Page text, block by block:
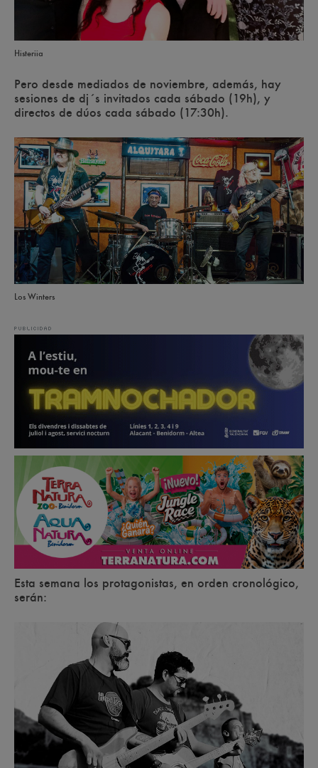
Histeriia
Pero desde mediados de noviembre, además, hay
sesiones de dj´s invitados cada sábado (19h), y
directos de dúos cada sábado (17:30h).
Los Winters
Esta semana los protagonistas, en orden cronológico,
serán: